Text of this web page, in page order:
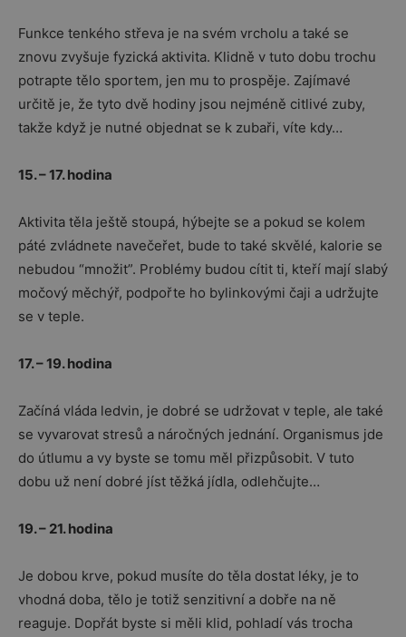
Funkce tenkého střeva je na svém vrcholu a také se
znovu zvyšuje fyzická aktivita. Klidně v tuto dobu trochu
potrapte tělo sportem, jen mu to prospěje. Zajímavé
určitě je, že tyto dvě hodiny jsou nejméně citlivé zuby,
takže když je nutné objednat se k zubaři, víte kdy…
15. – 17. hodina
Aktivita těla ještě stoupá, hýbejte se a pokud se kolem
páté zvládnete navečeřet, bude to také skvělé, kalorie se
nebudou “množit”. Problémy budou cítit ti, kteří mají slabý
močový měchýř, podpořte ho bylinkovými čaji a udržujte
se v teple.
17. – 19. hodina
Začíná vláda ledvin, je dobré se udržovat v teple, ale také
se vyvarovat stresů a náročných jednání. Organismus jde
do útlumu a vy byste se tomu měl přizpůsobit. V tuto
dobu už není dobré jíst těžká jídla, odlehčujte…
19. – 21. hodina
Je dobou krve, pokud musíte do těla dostat léky, je to
vhodná doba, tělo je totiž senzitivní a dobře na ně
reaguje. Dopřát byste si měli klid, pohladí vás trocha